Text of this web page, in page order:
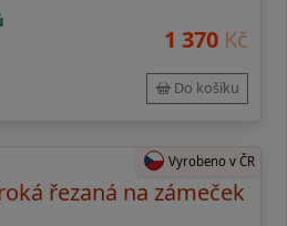
1 370 Kč
Do košíku
Vyrobeno v ČR
řezaná na zámeček